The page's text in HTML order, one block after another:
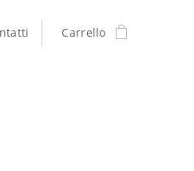
Carrello